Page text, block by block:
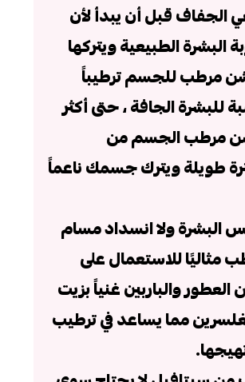
قبل أن يبدأ لأن
الطبيعية ويتركها
مرطب للجسم ترطيباً
مناسبة للبشرة الجافة ، حتى أكثر
مرطب الجسم من
طويلة ويترك جسمك ناعماً
البشرة ولا انسداد مسام
مثاليًا للاستعمال على
والباربين غنياً بزيت
مما يساعد في ترطيب